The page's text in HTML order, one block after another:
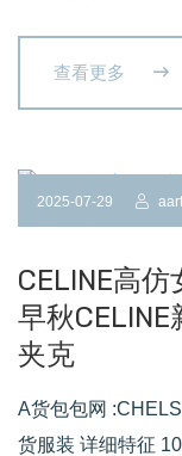
查看更多
2025-07-29
CELINE高
早秋CELINE
夹克
A货包包网
货服装 详细特征